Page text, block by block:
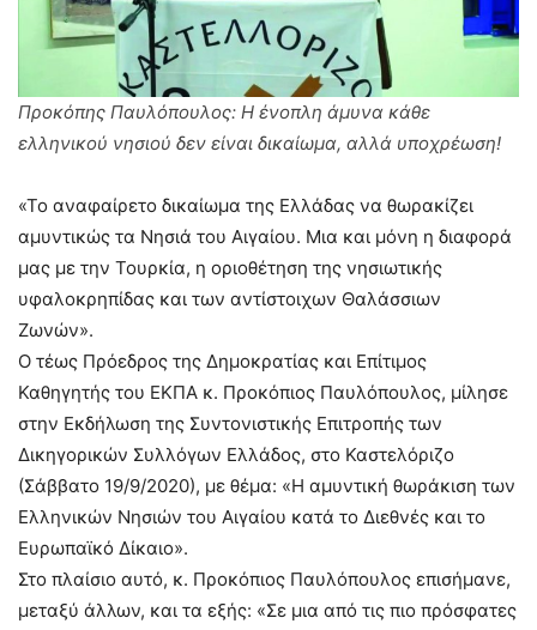
Προκόπης Παυλόπουλος: Η ένοπλη άμυνα κάθε
ελληνικού νησιού δεν είναι δικαίωμα, αλλά υποχρέωση!
«Το αναφαίρετο δικαίωμα της Ελλάδας να θωρακίζει
αμυντικώς τα Νησιά του Αιγαίου. Μια και μόνη η διαφορά
μας με την Τουρκία, η οριοθέτηση της νησιωτικής
υφαλοκρηπίδας και των αντίστοιχων Θαλάσσιων
Ζωνών».
Ο τέως Πρόεδρος της Δημοκρατίας και Επίτιμος
Καθηγητής του ΕΚΠΑ κ. Προκόπιος Παυλόπουλος, μίλησε
στην Εκδήλωση της Συντονιστικής Επιτροπής των
Δικηγορικών Συλλόγων Ελλάδος, στο Καστελόριζο
(Σάββατο 19/9/2020), με θέμα: «Η αμυντική θωράκιση των
Ελληνικών Νησιών του Αιγαίου κατά το Διεθνές και το
Ευρωπαϊκό Δίκαιο».
Στο πλαίσιο αυτό, κ. Προκόπιος Παυλόπουλος επισήμανε,
μεταξύ άλλων, και τα εξής: «Σε μια από τις πιο πρόσφατες